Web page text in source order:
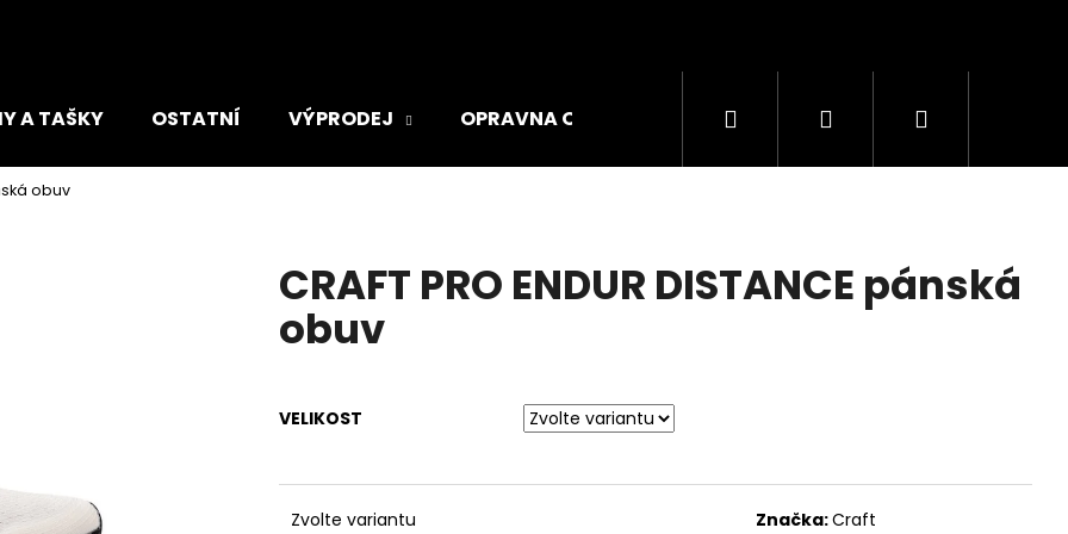
A TAŠKY OSTATNÍ VÝPRODEJ OPRAVNA OBUVI ZNAČKYHledat PřihlášeníNákupní
obuv
CRAFT PRO ENDUR DISTANCE pánská
obuv
VELIKOST
Zvolte variantu Značka:Craft
Co potřebujete najít?
TIRO DÁMSKÁ SPORTOVNÍ
ADIDAS RUN LOGO W DÁMSKÉ TRIKO